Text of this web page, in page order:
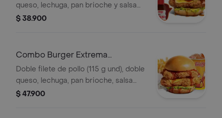
queso, lechuga, pan brioche y salsa
sweet Carolina
$ 38.900
Combo Burger Extrema
Polynesian Beach
Doble filete de pollo (115 g und), doble
queso, lechuga, pan brioche, salsa
Polynesian beach, francesa mediana
$ 47.900